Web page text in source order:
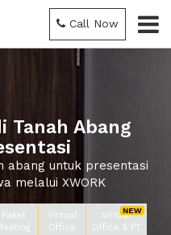
Call Now
Tanah Abang
abang untuk presentasi
melalui XWORK
Paket
Virtual
Office
Virtual
Office & PT